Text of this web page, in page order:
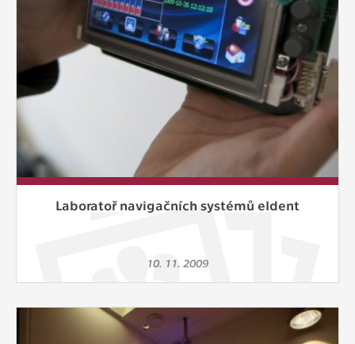
Laboratoř navigačních systémů eIdent
10. 11. 2009